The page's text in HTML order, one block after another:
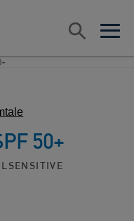
open
open
50+